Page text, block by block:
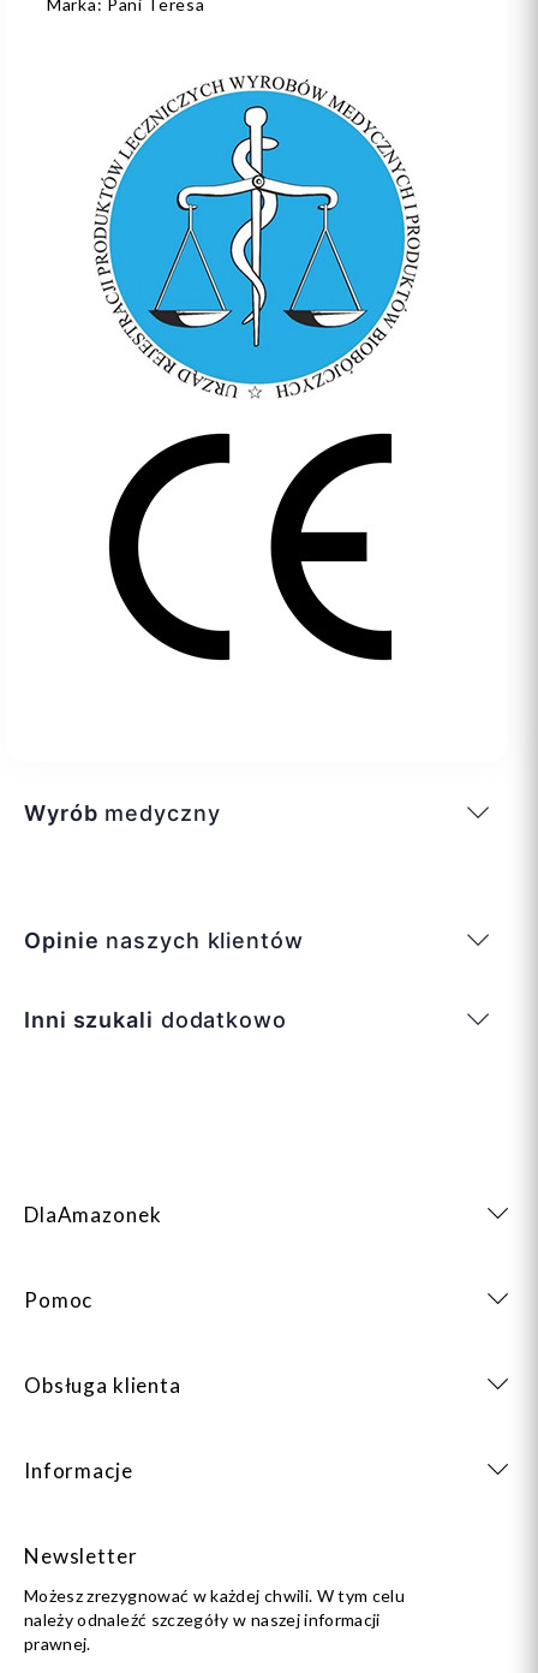
Marka: Pani Teresa
Wyrób medyczny
Opinie naszych klientów
Inni szukali dodatkowo
DlaAmazonek
Pomoc
Obsługa klienta
Informacje
Newsletter
Możesz zrezygnować w każdej chwili. W tym celu
należy odnaleźć szczegóły w naszej informacji
prawnej.